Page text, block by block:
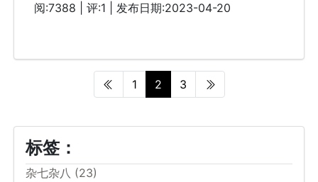
阅:7388 | 评:1 | 发布日期:2023-04-20
1 2 3
标签：
杂七杂八 (23)